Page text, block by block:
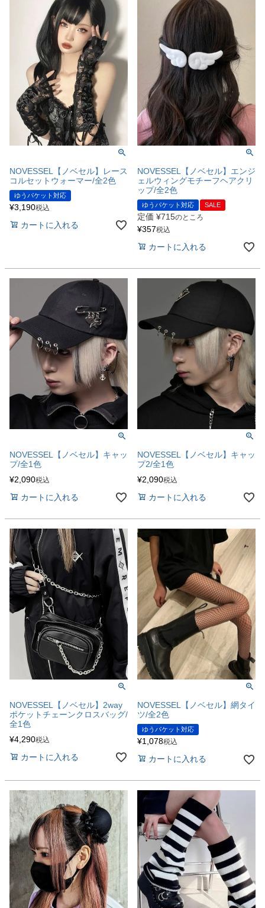
NOVESSEL【ノベセル】レース
コルセットウォーマー/全2色
ゆうパケット対応
¥3,190税込
カートに入れる
NOVESSEL【ノベセル】エンジ
ェルウィングモチーフヘアクリ
ップ/全2色
ゆうパケット対応 SALE
定価 ¥715のところ
¥357税込
カートに入れる
NOVESSEL【ノベセル】キャッ
プ/全1色
¥2,090税込
カートに入れる
NOVESSEL【ノベセル】キャッ
プ2/全1色
¥2,090税込
カートに入れる
NOVESSEL【ノベセル】2way
ポケットチェーンクロスバッグ/
全1色
¥4,290税込
カートに入れる
NOVESSEL【ノベセル】網タイ
ツ/全2色
ゆうパケット対応
¥1,078税込
カートに入れる